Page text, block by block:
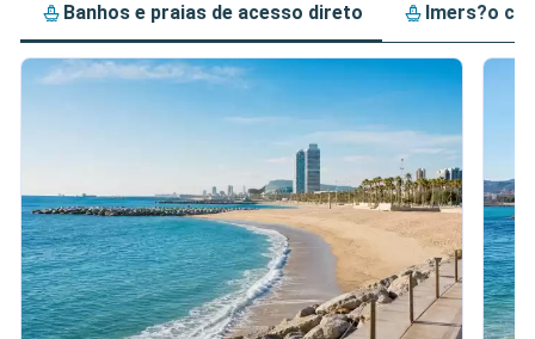
Banhos e praias de acesso direto Imers?o